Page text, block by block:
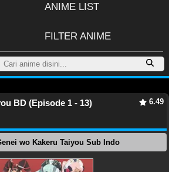
ANIME LIST
FILTER ANIME
BD (Episode 1 - 13)
6.49
wo Kakeru Taiyou Sub Indo